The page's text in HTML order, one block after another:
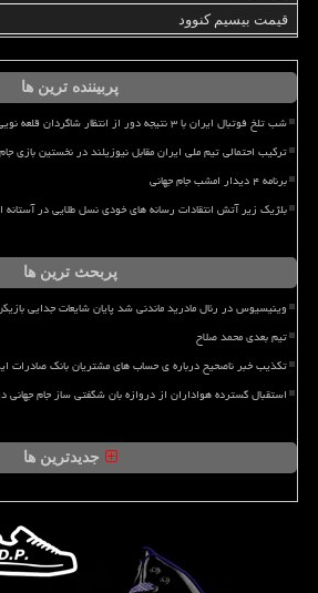
قیمت بیسیم کنوود
پربیننده ترین ها
شب تلخ فوتبال ایران با ۳ نتیجه دور از انتظار شاگردان قلعه نویی چطور از صعود بازماندند؟
ترکیب احتمالی تیم ملی ایران مقابل نیوزیلند در نخستین بازی
برنامه ۴ دیدار امشب جام جهانی
بلژیک زیر آتش انتقادات رسانه های خودی نسل طلایی در
پربحث ترین ها
وینیسیوس در رئال مادرید ماندنی شد پایان شایعات جدایی
تیم بعدی محمد صلاح
تکذیب خبر ناصحیح درباره ی حساب های مشتریان بانک صادرات
استقبال گسترده هواداران از دروازه بان شگفتی ساز جام جهانی
جدیدترین ها